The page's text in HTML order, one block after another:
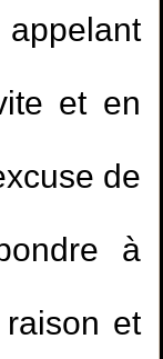
et en
de
à
et